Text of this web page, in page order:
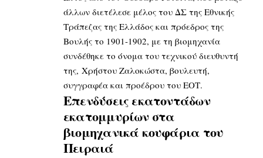
άλλων διετέλεσε μέλος του ΔΣ της Εθνικής
Τράπεζας της Ελλάδος και πρόεδρος της
Βουλής το 1901-1902, με τη βιομηχανία
συνδέθηκε το όνομα του τεχνικού διευθυντή
της, Χρήστου Ζαλοκώστα, βουλευτή,
συγγραφέα και προέδρου του ΕΟΤ.
Επενδύσεις εκατοντάδων
εκατομμυρίων στα
βιομηχανικά κουφάρια του
Πειραιά